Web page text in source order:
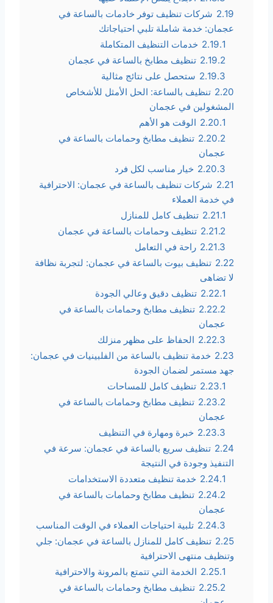
2.19 شركات تنظيف توفر خادمات بالساعة في
عجمان: خدمة شاملة تلبي احتياجاتك
2.19.1 خدمات التنظيف المتكاملة
2.19.2 تنظيف مطابخ بالساعة في عجمان
2.19.3 ستحصل على نتائج مثالية
2.20 تنظيف بالساعة: الحل الأمثل للأشخاص
المشغولين في عجمان
2.20.1 الوقت هو الأهم
2.20.2 تنظيف مطابخ وحمامات بالساعة في
عجمان
2.20.3 خيار مناسب لكل فرد
2.21 شركات تنظيف بالساعة في عجمان: الاحترافية
في خدمة العملاء
2.21.1 تنظيف كامل للمنازل
2.21.2 تنظيف وحمامات بالساعة في عجمان
2.21.3 راحة في التعامل
2.22 تنظيف بيوت بالساعة في عجمان: لتجربة نظافة
لا تضاهى
2.22.1 تنظيف دقيق وعالي الجودة
2.22.2 تنظيف مطابخ وحمامات بالساعة في
عجمان
2.22.3 الحفاظ على مظهر منزلك
2.23 خدمة تنظيف بالساعة من الفلبينيات في عجمان:
جهد مستمر لضمان الجودة
2.23.1 تنظيف كامل للمساحات
2.23.2 تنظيف مطابخ وحمامات بالساعة في
عجمان
2.23.3 خبرة ومهارة في التنظيف
2.24 تنظيف سريع بالساعة في عجمان: سرعة في
التنفيذ وجودة في النتيجة
2.24.1 خدمة تنظيف متعددة الاستخدامات
2.24.2 تنظيف مطابخ وحمامات بالساعة في
عجمان
2.24.3 تلبية احتياجات العملاء في الوقت المناسب
2.25 تنظيف كامل للمنازل بالساعة في عجمان: جلي
وتنظيف منتهى الاحترافية
2.25.1 الخدمة التي تتمتع بالمرونة والاحترافية
2.25.2 تنظيف مطابخ وحمامات بالساعة في